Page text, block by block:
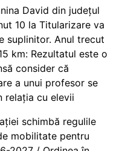
David din județul
10 la Titularizare va
suplinitor. Anul trecut
km: Rezultatul este o
consider că
a unui profesor se
relația cu elevii
schimbă regulile
mobilitate pentru